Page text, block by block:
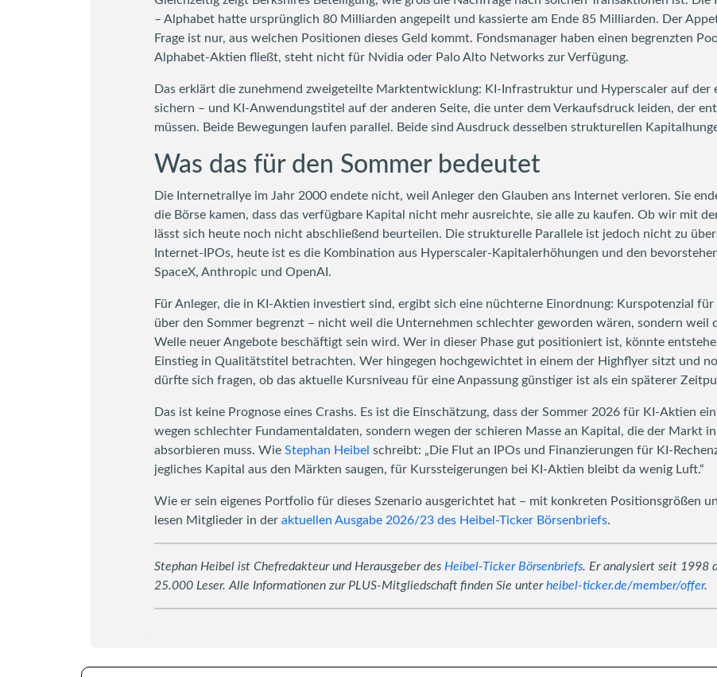
– Alphabet hatte ursprünglich 80 Milliarden angepeilt und kassierte am Ende 85 Milliarden. Der
Frage ist nur, aus welchen Positionen dieses Geld kommt. Fondsmanager haben einen begrenzten
Alphabet-Aktien fließt, steht nicht für Nvidia oder Palo Alto Networks zur Verfügung.
Das erklärt die zunehmend zweigeteilte Marktentwicklung: KI-Infrastruktur und Hyperscaler auf der
sichern – und KI-Anwendungstitel auf der anderen Seite, die unter dem Verkaufsdruck leiden, der
müssen. Beide Bewegungen laufen parallel. Beide sind Ausdruck desselben strukturellen
Was das für den Sommer bedeutet
Die Internetrallye im Jahr 2000 endete nicht, weil Anleger den Glauben ans Internet verloren. Sie
die Börse kamen, dass das verfügbare Kapital nicht mehr ausreichte, sie alle zu kaufen. Ob wir mit
lässt sich heute noch nicht abschließend beurteilen. Die strukturelle Parallele ist jedoch nicht zu
Internet-IPOs, heute ist es die Kombination aus Hyperscaler-Kapitalerhöhungen und den
SpaceX, Anthropic und OpenAI.
Für Anleger, die in KI-Aktien investiert sind, ergibt sich eine nüchterne Einordnung: Kurspotenzial
über den Sommer begrenzt – nicht weil die Unternehmen schlechter geworden wären, sondern
Welle neuer Angebote beschäftigt sein wird. Wer in dieser Phase gut positioniert ist, könnte
Einstieg in Qualitätstitel betrachten. Wer hingegen hochgewichtet in einem der Highflyer sitzt und
dürfte sich fragen, ob das aktuelle Kursniveau für eine Anpassung günstiger ist als ein späterer
Das ist keine Prognose eines Crashs. Es ist die Einschätzung, dass der Sommer 2026 für KI-Aktien
wegen schlechter Fundamentaldaten, sondern wegen der schieren Masse an Kapital, die der Markt
absorbieren muss. Wie Stephan Heibel schreibt: „Die Flut an IPOs und Finanzierungen für KI-
jegliches Kapital aus den Märkten saugen, für Kurssteigerungen bei KI-Aktien bleibt da wenig Luft.“
Wie er sein eigenes Portfolio für dieses Szenario ausgerichtet hat – mit konkreten Positionsgrößen
lesen Mitglieder in der aktuellen Ausgabe 2026/23 des Heibel-Ticker Börsenbriefs.
Stephan Heibel ist Chefredakteur und Herausgeber des Heibel-Ticker Börsenbriefs. Er analysiert seit 1998
25.000 Leser. Alle Informationen zur PLUS-Mitgliedschaft finden Sie unterheibel-ticker.de/member/offer.